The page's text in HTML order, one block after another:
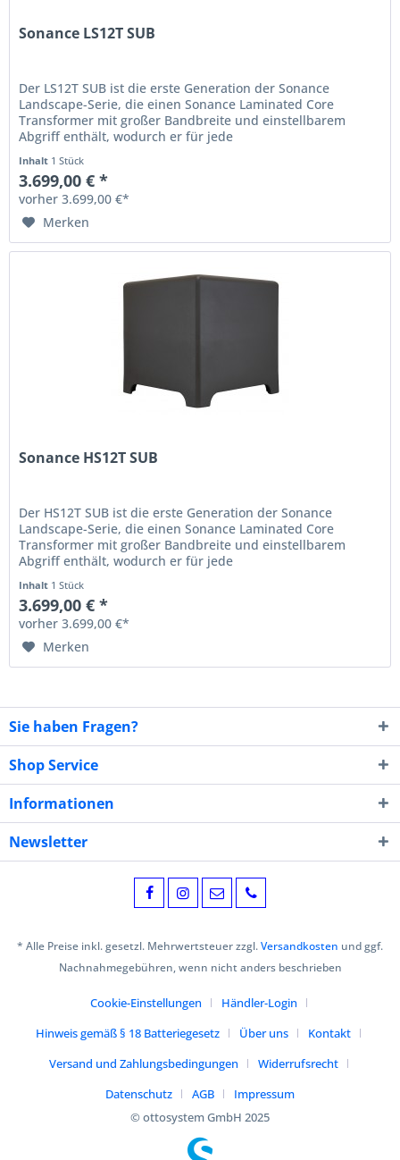
Sonance LS12T SUB
Der LS12T SUB ist die erste Generation der Sonance
Landscape-Serie, die einen Sonance Laminated Core
Transformer mit großer Bandbreite und einstellbarem
Abgriff enthält, wodurch er für jede
Inhalt 1 Stück
3.699,00 € *
vorher 3.699,00 €*
Merken
Sonance HS12T SUB
Der HS12T SUB ist die erste Generation der Sonance
Landscape-Serie, die einen Sonance Laminated Core
Transformer mit großer Bandbreite und einstellbarem
Abgriff enthält, wodurch er für jede
Inhalt 1 Stück
3.699,00 € *
vorher 3.699,00 €*
Merken
Sie haben Fragen?
Shop Service
Informationen
Newsletter
* Alle Preise inkl. gesetzl. Mehrwertsteuer zzgl.Versandkosten und ggf.
Nachnahmegebühren, wenn nicht anders beschrieben
Cookie-Einstellungen
Händler-Login
Hinweis gemäß § 18 Batteriegesetz
Über uns
Kontakt
Versand und Zahlungsbedingungen
Widerrufsrecht
Datenschutz
AGB
Impressum
© ottosystem GmbH 2025